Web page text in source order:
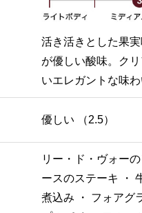
活き活きとした果
が優しい酸味。ク
いエレガントな味わ
優しい （2.5）
リー・ド・ヴォー
ースのステーキ ・
煮込み ・ フォアグ